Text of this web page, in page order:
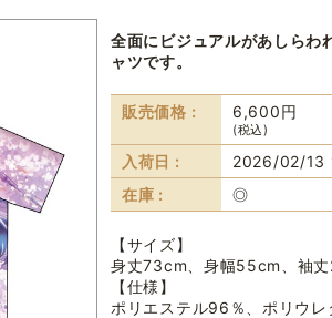
全面にビジュアルがあしらわ
ャツです。
販売価格 : 6,600円
(税込)
入荷日 :
2026/02/13
在庫 :
◎
【サイズ】
身丈73cm、身幅55cm、袖
【仕様】
ポリエステル96％、ポリウレ